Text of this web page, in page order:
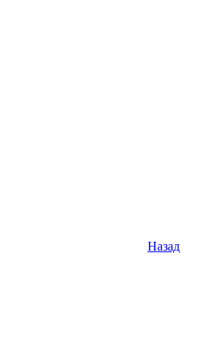
Назад